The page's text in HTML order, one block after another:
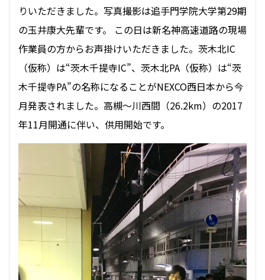
りいただきました。写真撮影は追手門学院大学第29期
の玉井康大先輩です。 この日は新名神高速道路の現場
作業員の方からお声掛けいただきました。茨木北IC
（仮称）は“茨木千提寺IC”、茨木北PA（仮称）は“茨
木千提寺PA”の名称になることがNEXCO西日本から今
月発表されました。高槻～川西間（26.2km）の2017
年11月開通に伴い、供用開始です。